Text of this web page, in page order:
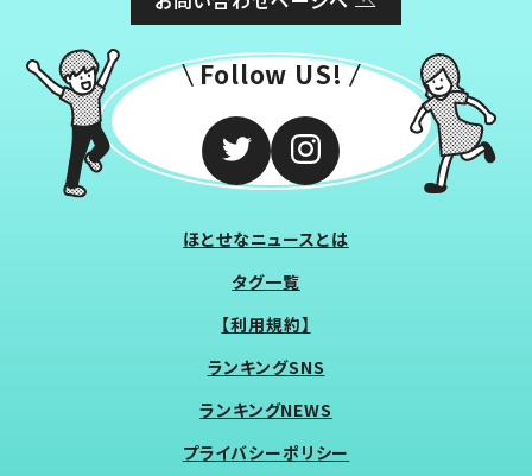
Follow US!
ほとせなニュースとは
タグ一覧
【利用規約】
ランキングSNS
ランキングNEWS
プライバシーポリシー